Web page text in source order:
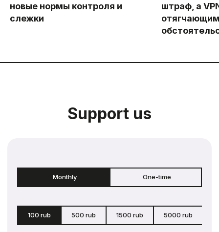
новые нормы контроля и
слежки
штраф, а
Support us
Monthly One-time
100 rub 500 rub 1500 rub 5000 rub